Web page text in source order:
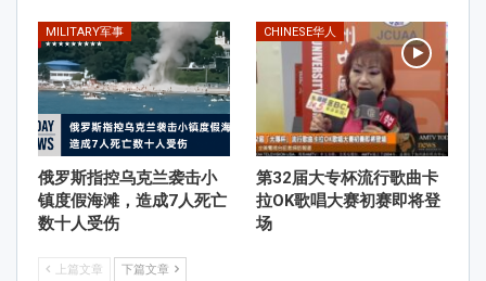
MILITARY军事
俄罗斯指控乌克兰袭击小
镇度假海滩，造成7人死亡
数十人受伤
CHINESE华人
第32届大专杯流行歌曲卡
拉OK歌唱大赛初赛即将登
场
上篇文章 下篇文章